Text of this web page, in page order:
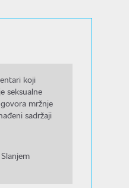
koji
seksualne
mržnje
sadržaji